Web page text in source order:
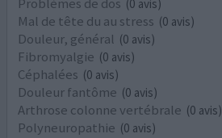
(0 avis)
Mal de tête du au stress (0 avis)
Douleur, général (0 avis)
Fibromyalgie (0 avis)
Céphalées (0 avis)
Douleur fantôme (0 avis)
Arthrose colonne vertébrale (0 avis)
Polyneuropathie (0 avis)